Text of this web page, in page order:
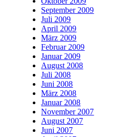
September 2009
Juli 2009
April 2009
März 2009
Februar 2009
Januar 2009
August 2008
Juli 2008
Juni 2008
März 2008
Januar 2008
November 2007
August 2007
Juni 2007